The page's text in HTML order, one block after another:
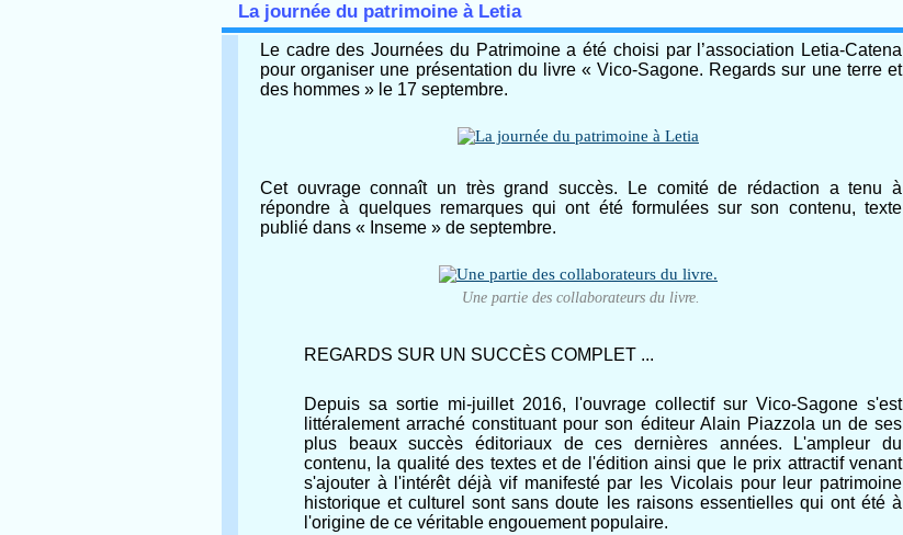
La journée du patrimoine à Letia
Le cadre des Journées du Patrimoine a été choisi par l’association Letia-Catena
pour organiser une présentation du livre « Vico-Sagone. Regards sur une terre et
des hommes » le 17 septembre.
Cet ouvrage connaît un très grand succès. Le comité de rédaction a tenu à
répondre à quelques remarques qui ont été formulées sur son contenu, texte
publié dans « Inseme » de septembre.
Une partie des collaborateurs du livre.
REGARDS SUR UN SUCCÈS COMPLET ...
Depuis sa sortie mi-juillet 2016, l'ouvrage collectif sur Vico-Sagone s'est
littéralement arraché constituant pour son éditeur Alain Piazzola un de ses
plus beaux succès éditoriaux de ces dernières années. L'ampleur du
contenu, la qualité des textes et de l'édition ainsi que le prix attractif venant
s'ajouter à l'intérêt déjà vif manifesté par les Vicolais pour leur patrimoine
historique et culturel sont sans doute les raisons essentielles qui ont été à
l'origine de ce véritable engouement populaire.